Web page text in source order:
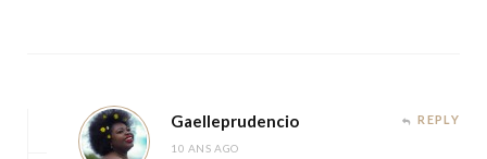
Gaelleprudencio
10 ANS AGO
REPLY